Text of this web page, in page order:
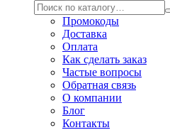
Промокоды
Доставка
Оплата
Как сделать заказ
Частые вопросы
Обратная связь
О компании
Блог
Контакты